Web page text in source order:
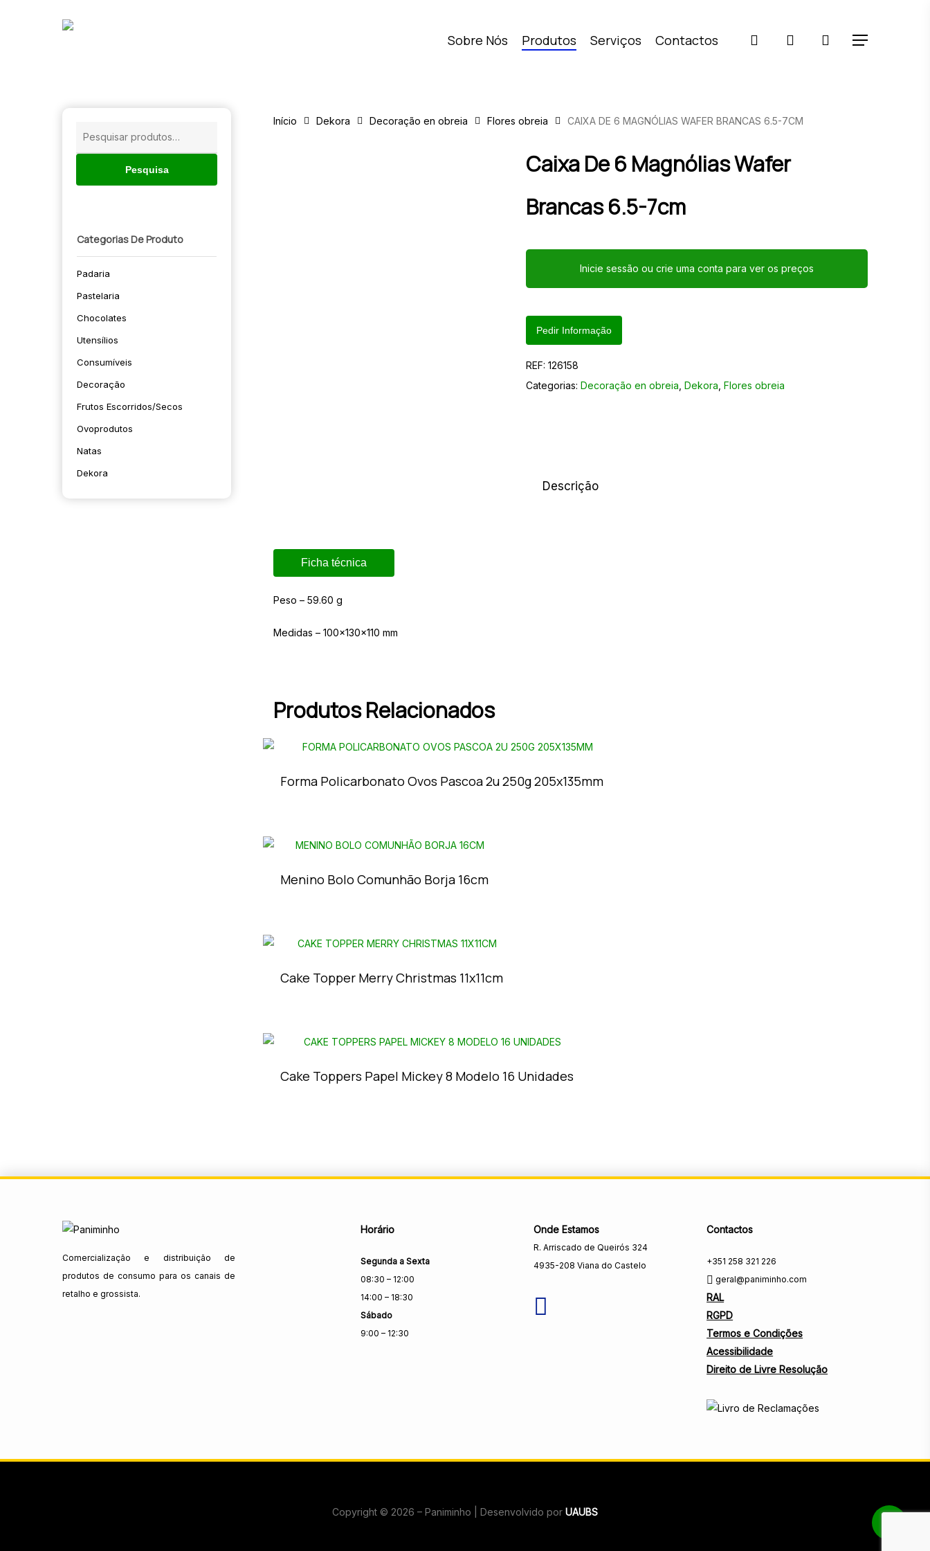
Sobre Nós Produtos Serviços Contactos pesquisaraccount Menu
Pesquisa
Categorias De Produto
Padaria
Pastelaria
Chocolates
Utensílios
Consumíveis
Decoração
Frutos Escorridos/secos
Ovoprodutos
Natas
Dekora
Início Dekora Decoração en obreia Flores obreia CAIXA DE 6 MAGNÓLIAS WAFER BRANCAS 6.5-7CM
Caixa De 6 Magnólias Wafer
Brancas 6.5-7cm
Inicie sessão ou crie uma conta para ver os preços
Pedir Informação
REF:126158
Categorias:Decoração en obreia ,Dekora ,Flores obreia
Descrição
Ficha técnica
Peso – 59.60 g
Medidas – 100x130x110 mm
Produtos Relacionados
Forma Policarbonato Ovos Pascoa 2u 250g 205x135mm
Menino Bolo Comunhão Borja 16cm
Cake Topper Merry Christmas 11x11cm
Cake Toppers Papel Mickey 8 Modelo 16 Unidades
Comercialização e distribuição de
produtos de consumo para os canais de
retalho e grossista.
Horário
Segunda a Sexta
08:30 – 12:00
14:00 – 18:30
Sábado
9:00 – 12:30
Onde Estamos
R. Arriscado de Queirós 324
4935-208 Viana do Castelo
Contactos
+351 258 321 226
geral@paniminho.com
RAL
RGPD
Termos e Condições
Acessibilidade
Direito de Livre Resolução
Copyright © 2026 – Paniminho | Desenvolvido por UAUBS